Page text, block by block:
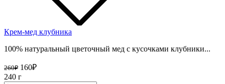
Крем-мед клубника
100% натуральный цветочный мед с кусочками клубники...
260₽ 160₽
240 г